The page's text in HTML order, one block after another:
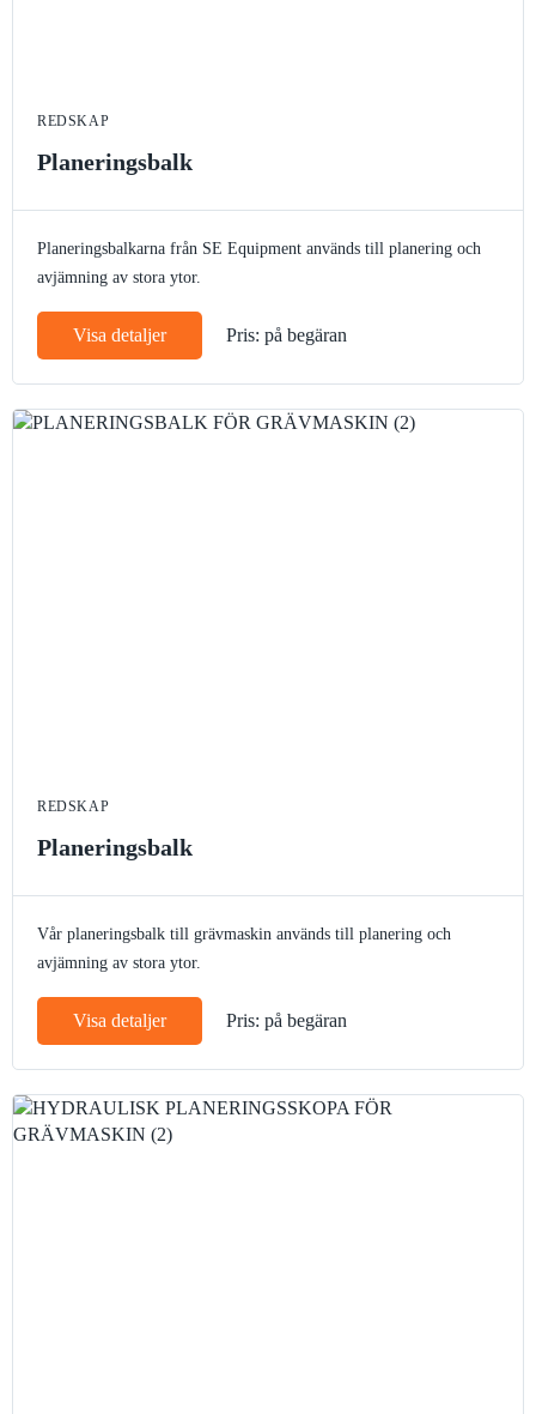
REDSKAP
Planeringsbalk
Planeringsbalkarna från SE Equipment används till planering och
avjämning av stora ytor.
Visa detaljer Pris: på begäran
REDSKAP
Planeringsbalk
Vår planeringsbalk till grävmaskin används till planering och
avjämning av stora ytor.
Visa detaljer Pris: på begäran